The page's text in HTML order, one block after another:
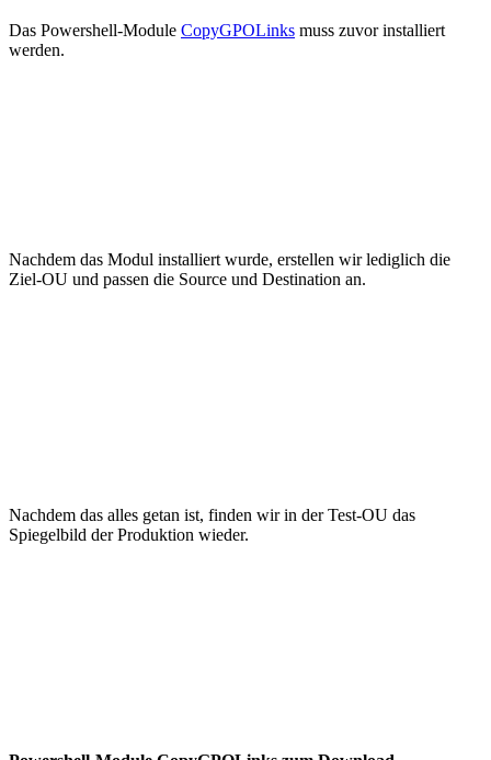
Das Powershell-Module CopyGPOLinks muss zuvor installiert
werden.
Nachdem das Modul installiert wurde, erstellen wir lediglich die
Ziel-OU und passen die Source und Destination an.
Nachdem das alles getan ist, finden wir in der Test-OU das
Spiegelbild der Produktion wieder.